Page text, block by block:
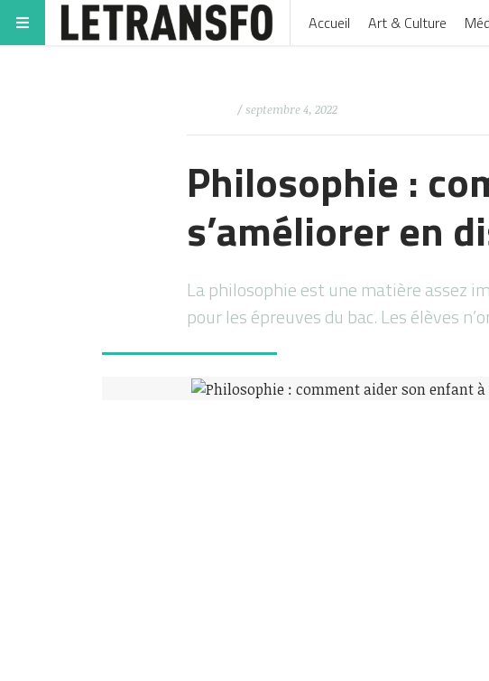
Accueil Art & Culture
/ septembre 4, 2022
Philosophie :
s’améliorer en
La philosophie est une matière assez
pour les épreuves du bac. Les élèves